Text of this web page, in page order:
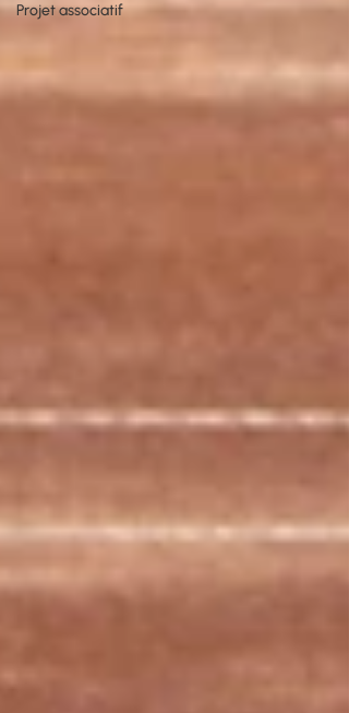
Projet associatif